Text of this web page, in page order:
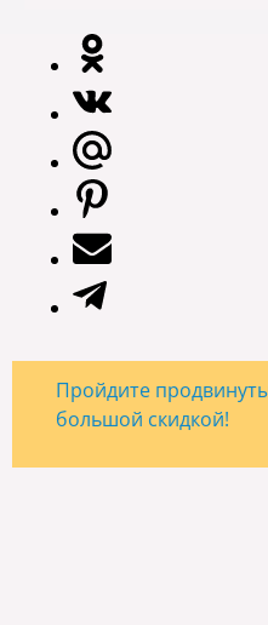
Пройдите
большой скидкой!